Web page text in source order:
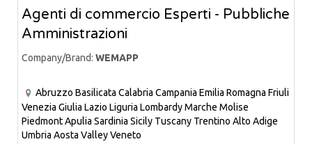
Agenti di commercio Esperti - Pubbliche
Amministrazioni
Company/Brand: WEMAPP
Abruzzo Basilicata Calabria Campania Emilia Romagna Friuli
Venezia Giulia Lazio Liguria LombardyMarche Molise
PiedmontApulia Sardinia Sicily Tuscany Trentino Alto Adige
Umbria Aosta ValleyVeneto